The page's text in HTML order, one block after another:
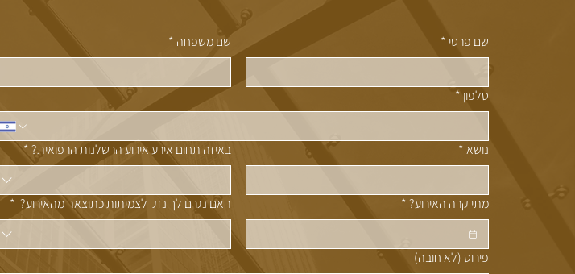
שם פרטי * שם משפחה *
טלפון *
נושא* באיזה תחום אירע אירוע הרשלנות הרפואית?*
מתי קרה האירוע?* האם נגרם לך נזק לצמיתות כתוצאה מהאירוע? *
פירוט (לא חובה)